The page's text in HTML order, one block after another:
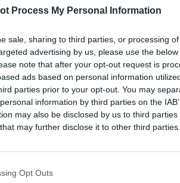
Process My Personal Information
sale, sharing to third parties, or processing
advertising by us, please use the
note that after your opt-out request is
ads based on personal information
parties prior to your opt-out. You may
information by third parties on the
may also be disclosed by us to third parties
that may further disclose it to other third parties.
Opt Outs